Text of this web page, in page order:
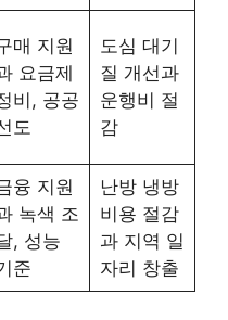
매 지원
요금제
비, 공공
도
도심 대기
질 개선과
운행비 절
감
융 지원
녹색 조
, 성능
준
난방 냉방
비용 절감
과 지역 일
자리 창출